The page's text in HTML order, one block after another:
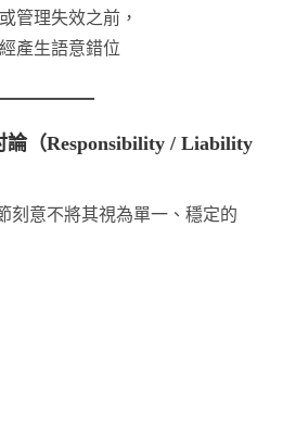
管理失效之前，
產生語意錯位
論（Responsibility / Liability
刻意不將其視為單一、穩定的